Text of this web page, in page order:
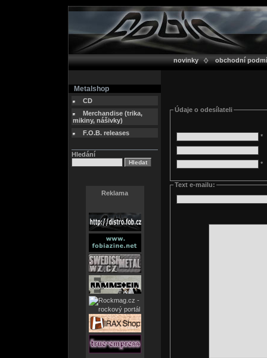
novinky obchodní
Metalshop
CD
Merchandise (trika,
mikiny, nášivky)
F.O.B. releases
Hledání
Reklama
Údaje o odesílateli
*
*
Text e-mailu: